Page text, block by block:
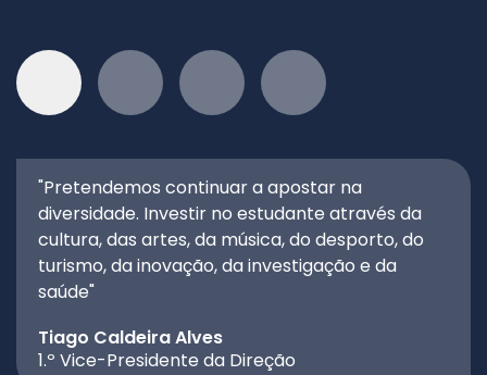
"Pretendemos continuar a apostar na
diversidade. Investir no estudante através da
cultura, das artes, da música, do desporto, do
turismo, da inovação, da investigação e da
saúde"
Tiago Caldeira Alves
1.º Vice-Presidente da Direção